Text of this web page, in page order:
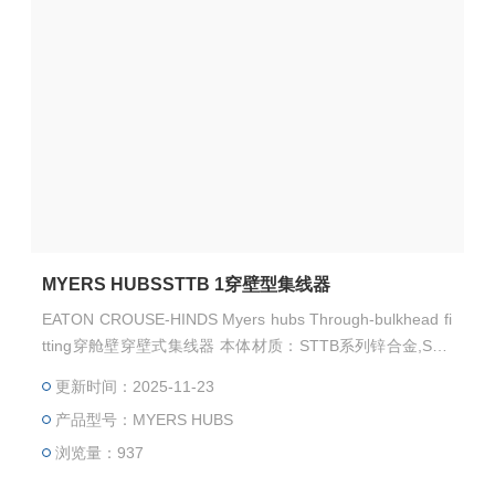
MYERS HUBSSTTB 1穿壁型集线器
EATON CROUSE-HINDS Myers hubs Through-bulkhead fi
tting穿舱壁穿壁式集线器 本体材质：STTB系列锌合金,STT
证：UL编号E-27258
更新时间：2025-11-23
产品型号：MYERS HUBS
浏览量：937